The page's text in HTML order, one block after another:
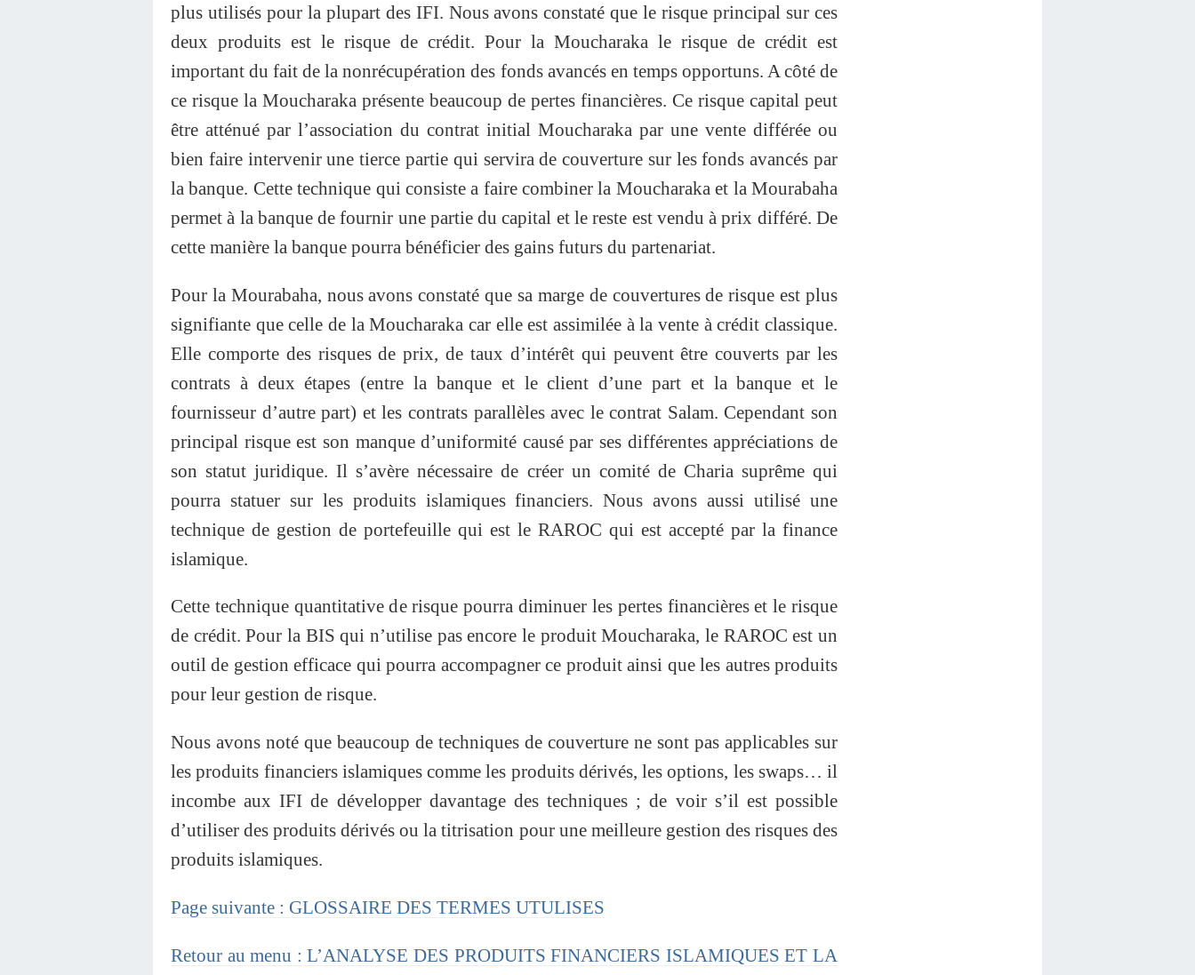
plus utilisés pour la plupart des IFI. Nous avons constaté que le risque principal sur ces
deux produits est le risque de crédit. Pour la Moucharaka le risque de crédit est
important du fait de la nonrécupération des fonds avancés en temps opportuns. A côté de
ce risque la Moucharaka présente beaucoup de pertes financières. Ce risque capital peut
être atténué par l’association du contrat initial Moucharaka par une vente différée ou
bien faire intervenir une tierce partie qui servira de couverture sur les fonds avancés par
la banque. Cette technique qui consiste a faire combiner la Moucharaka et la Mourabaha
permet à la banque de fournir une partie du capital et le reste est vendu à prix différé. De
cette manière la banque pourra bénéficier des gains futurs du partenariat.
Pour la Mourabaha, nous avons constaté que sa marge de couvertures de risque est plus
signifiante que celle de la Moucharaka car elle est assimilée à la vente à crédit classique.
Elle comporte des risques de prix, de taux d’intérêt qui peuvent être couverts par les
contrats à deux étapes (entre la banque et le client d’une part et la banque et le
fournisseur d’autre part) et les contrats parallèles avec le contrat Salam. Cependant son
principal risque est son manque d’uniformité causé par ses différentes appréciations de
son statut juridique. Il s’avère nécessaire de créer un comité de Charia suprême qui
pourra statuer sur les produits islamiques financiers. Nous avons aussi utilisé une
technique de gestion de portefeuille qui est le RAROC qui est accepté par la finance
islamique.
Cette technique quantitative de risque pourra diminuer les pertes financières et le risque
de crédit. Pour la BIS qui n’utilise pas encore le produit Moucharaka, le RAROC est un
outil de gestion efficace qui pourra accompagner ce produit ainsi que les autres produits
pour leur gestion de risque.
Nous avons noté que beaucoup de techniques de couverture ne sont pas applicables sur
les produits financiers islamiques comme les produits dérivés, les options, les swaps… il
incombe aux IFI de développer davantage des techniques ; de voir s’il est possible
d’utiliser des produits dérivés ou la titrisation pour une meilleure gestion des risques des
produits islamiques.
Page suivante : GLOSSAIRE DES TERMES UTULISES
Retour au menu : L’ANALYSE DES PRODUITS FINANCIERS ISLAMIQUES ET LA